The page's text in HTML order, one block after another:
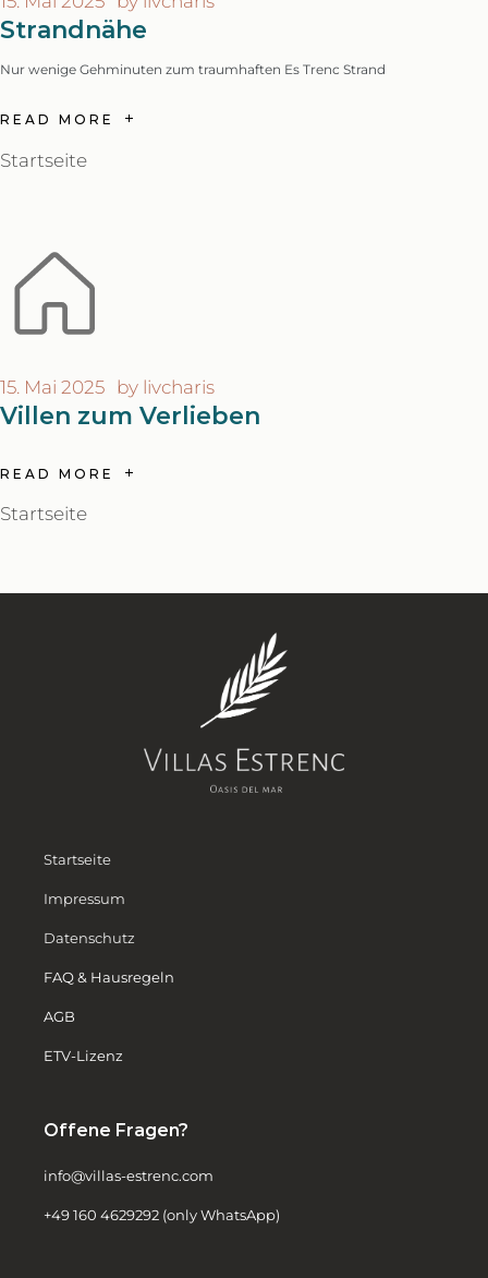
Strandnähe
Nur wenige Gehminuten zum traumhaften Es Trenc Strand
READ MORE
Startseite
15. Mai 2025 by livcharis
Villen zum Verlieben
READ MORE
Startseite
Startseite
Impressum
Datenschutz
FAQ & Hausregeln
AGB
ETV-Lizenz
Offene Fragen?
info@villas-estrenc.com
+49 160 4629292 (only WhatsApp)